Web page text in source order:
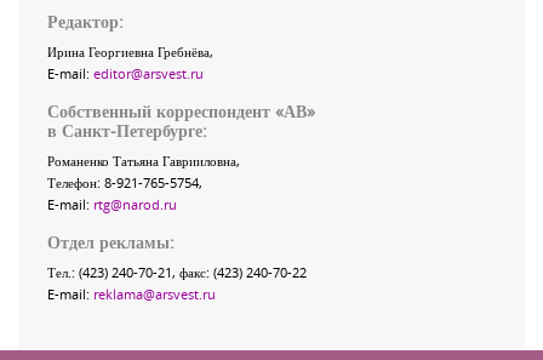
Редактор:
Ирина Георгиевна Гребнёва,
E-mail: editor@arsvest.ru
Собственный корреспондент «АВ»
в Санкт-Петербурге:
Романенко Татьяна Гаврииловна,
Телефон: 8-921-765-5754,
E-mail: rtg@narod.ru
Отдел рекламы:
Тел.: (423) 240-70-21, факс: (423) 240-70-22
E-mail: reklama@arsvest.ru